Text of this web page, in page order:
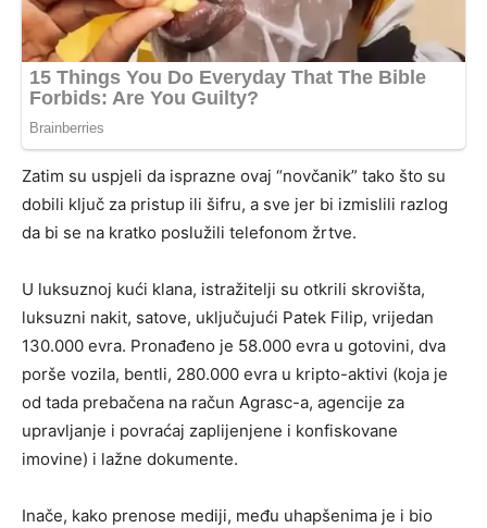
Zatim su uspjeli da isprazne ovaj “novčanik” tako što su
dobili ključ za pristup ili šifru, a sve jer bi izmislili razlog
da bi se na kratko poslužili telefonom žrtve.
U luksuznoj kući klana, istražitelji su otkrili skrovišta,
luksuzni nakit, satove, uključujući Patek Filip, vrijedan
130.000 evra. Pronađeno je 58.000 evra u gotovini, dva
porše vozila, bentli, 280.000 evra u kripto-aktivi (koja je
od tada prebačena na račun Agrasc-a, agencije za
upravljanje i povraćaj zaplijenjene i konfiskovane
imovine) i lažne dokumente.
Inače, kako prenose mediji, među uhapšenima je i bio